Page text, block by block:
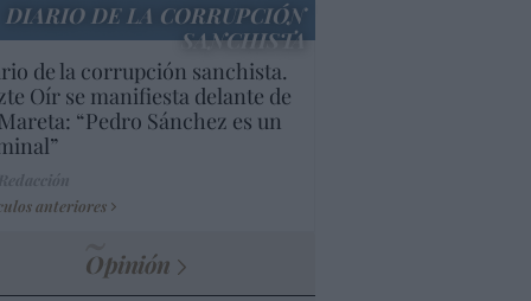
DIARIO DE LA CORRUPCIÓN
SANCHISTA
de la corrupción sanchista.
Oír se manifiesta delante de
“Pedro Sánchez es un
anteriores
Opinión